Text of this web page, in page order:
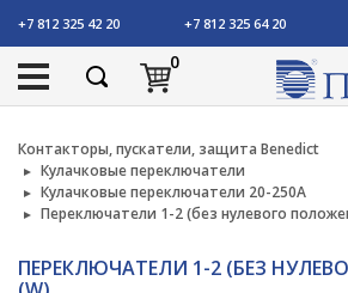
+7 812 325 42 20 +7 812 325 64 20
0
Контакторы, пускатели, защита Benedict
Кулачковые переключатели
Кулачковые переключатели 20-250А
Переключатели 1-2 (без нулевого
ПЕРЕКЛЮЧАТЕЛИ 1-2 (БЕЗ